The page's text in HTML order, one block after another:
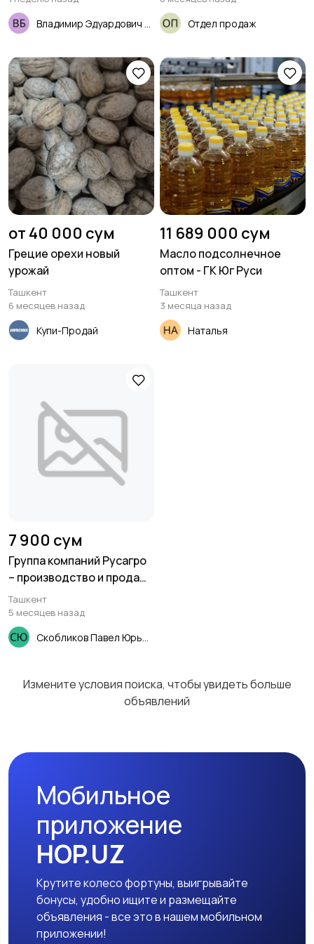
Отдел продаж
от 40 000 сум
Грецие орехи новый
урожай
Ташкент
6 месяцев назад
Купи-Продай
11 689 000 сум
Масло подсолнечное
оптом - ГК Юг Руси
Ташкент
3 месяца назад
Наталья
7 900 сум
Группа компаний Русагро
– производство и продажа
подсолнечного масла
Ташкент
5 месяцев назад
Измените условия поиска, чтобы увидеть больше
объявлений
Мобильное
приложение
HOP.UZ
Крутите колесо фортуны, выигрывайте
бонусы, удобно ищите и размещайте
объявления - все это в нашем мобильном
приложении!